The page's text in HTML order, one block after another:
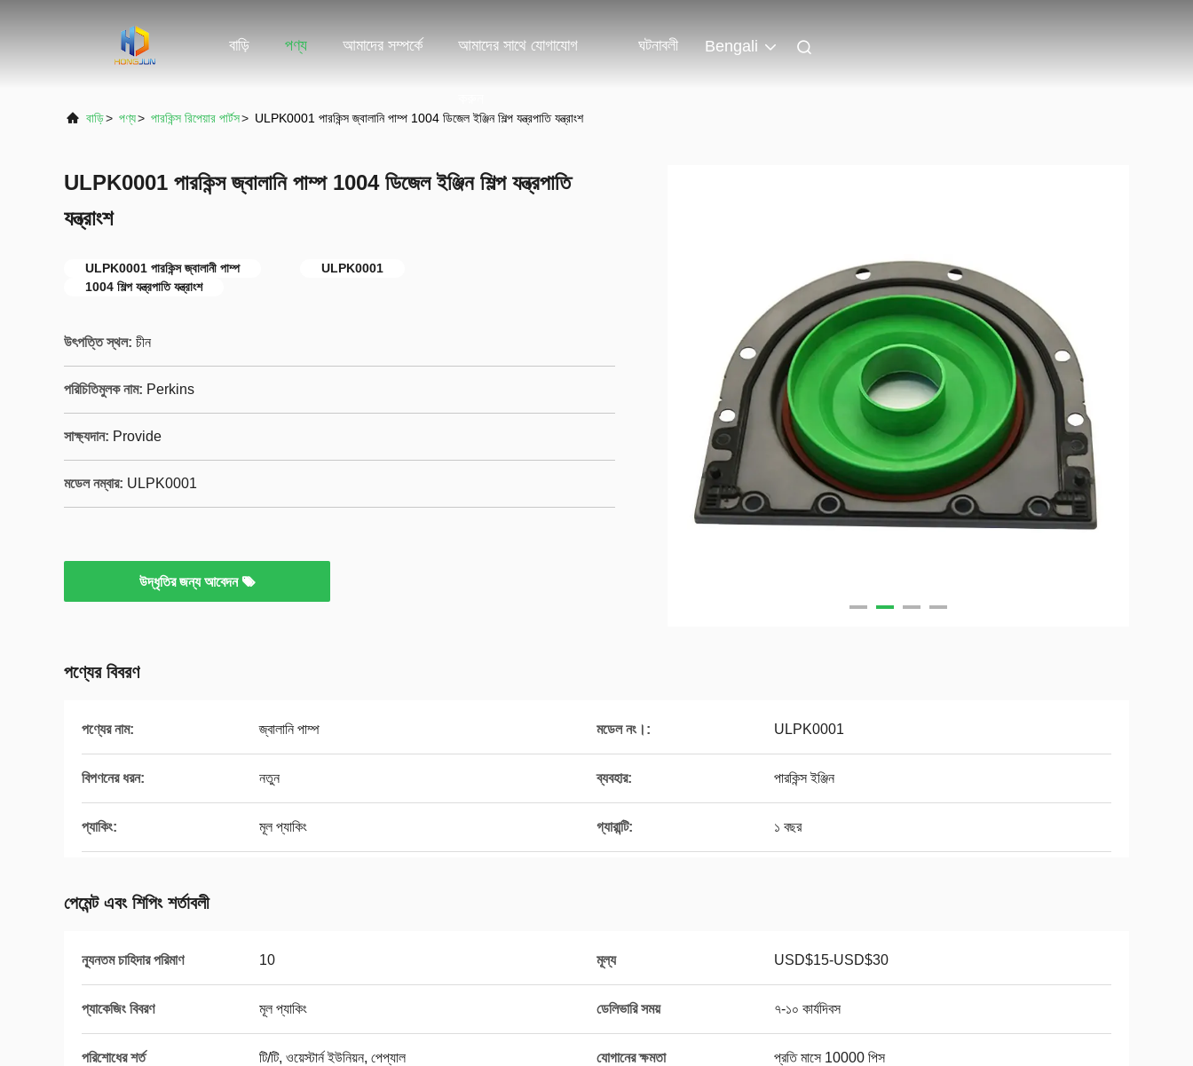
বাড়ি পণ্য আমাদের সম্পর্কে আমাদের সাথে যোগাযোগ ঘটনাবলী Bengali
বাড়ি> পণ্য> পারকিন্স রিপেয়ার পার্টস> ULPK0001 পারকিন্স জ্বালানি পাম্প 1004 ডিজেল ইঞ্জিন শিল্প যন্ত্রপাতি যন্ত্রাংশ
ULPK0001 পারকিন্স জ্বালানি পাম্প 1004 ডিজেল ইঞ্জিন শিল্প যন্ত্রপাতি
যন্ত্রাংশ
ULPK0001 পারকিন্স জ্বালানী পাম্প
ULPK0001
1004 শিল্প যন্ত্রপাতি যন্ত্রাংশ
উৎপত্তি স্থল: চীন
পরিচিতিমুলক নাম: Perkins
সাক্ষ্যদান: Provide
মডেল নম্বার: ULPK0001
উদ্ধৃতির জন্য আবেদন
পণ্যের বিবরণ
পণ্যের নাম: জ্বালানি পাম্প মডেল নং।: ULPK0001
বিপণনের ধরন: নতুন ব্যবহার: পারকিন্স ইঞ্জিন
প্যাকিং: মূল প্যাকিং গ্যারান্টি: ১ বছর
পেমেন্ট এবং শিপিং শর্তাবলী
ন্যূনতম চাহিদার পরিমাণ 10 মূল্য USD$15-USD$30
প্যাকেজিং বিবরণ মূল প্যাকিং ডেলিভারি সময় ৭-১০ কার্যদিবস
পরিশোধের শর্ত টি/টি, ওয়েস্টার্ন ইউনিয়ন, পেপ্যাল যোগানের ক্ষমতা প্রতি মাসে 10000 পিস